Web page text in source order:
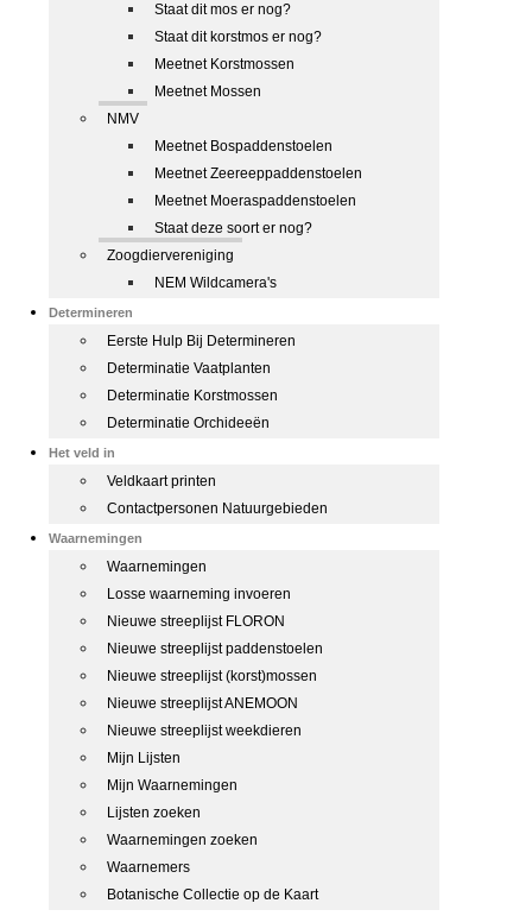
Staat dit mos er nog?
Staat dit korstmos er nog?
Meetnet Korstmossen
Meetnet Mossen
NMV
Meetnet Bospaddenstoelen
Meetnet Zeereeppaddenstoelen
Meetnet Moeraspaddenstoelen
Staat deze soort er nog?
Zoogdiervereniging
NEM Wildcamera's
Determineren
Eerste Hulp Bij Determineren
Determinatie Vaatplanten
Determinatie Korstmossen
Determinatie Orchideeën
Het veld in
Veldkaart printen
Contactpersonen Natuurgebieden
Waarnemingen
Waarnemingen
Losse waarneming invoeren
Nieuwe streeplijst FLORON
Nieuwe streeplijst paddenstoelen
Nieuwe streeplijst (korst)mossen
Nieuwe streeplijst ANEMOON
Nieuwe streeplijst weekdieren
Mijn Lijsten
Mijn Waarnemingen
Lijsten zoeken
Waarnemingen zoeken
Waarnemers
Botanische Collectie op de Kaart